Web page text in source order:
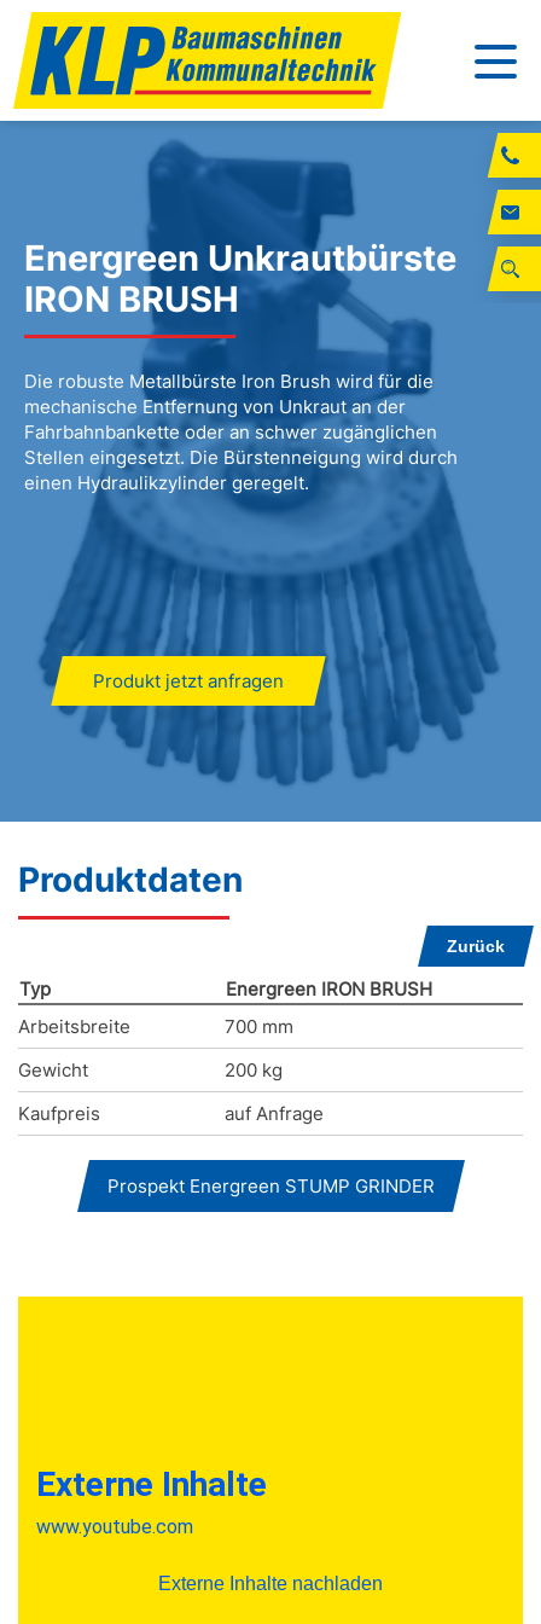
Energreen Unkrautbürste
IRON BRUSH
Die robuste Metallbürste Iron Brush wird für die
mechanische Entfernung von Unkraut an der
Fahrbahnbankette oder an schwer zugänglichen
Stellen eingesetzt. Die Bürstenneigung wird durch
einen Hydraulikzylinder geregelt.
Produkt jetzt anfragen
Produktdaten
Zurück
Typ
Energreen IRON BRUSH
Arbeitsbreite
700 mm
Gewicht
200 kg
Kaufpreis
auf Anfrage
Prospekt Energreen STUMP GRINDER